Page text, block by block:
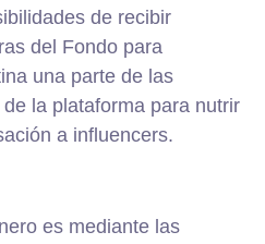
de recibir
del Fondo para
una parte de las
la plataforma para nutrir
a influencers.
es mediante las